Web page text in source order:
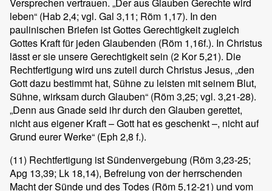
leben“ (Hab 2,4; vgl. Gal 3,11; Röm 1,17). In den
paulinischen Briefen ist Gottes Gerechtigkeit zugleich
Gottes Kraft für jeden Glaubenden (Röm 1,16f.). In Christus
lässt er sie unsere Gerechtigkeit sein (2 Kor 5,21). Die
Rechtfertigung wird uns zuteil durch Christus Jesus, „den
Gott dazu bestimmt hat, Sühne zu leisten mit seinem Blut,
Sühne, wirksam durch Glauben“ (Röm 3,25; vgl. 3,21-28).
„Denn aus Gnade seid ihr durch den Glauben gerettet,
nicht aus eigener Kraft – Gott hat es geschenkt –, nicht auf
Grund eurer Werke“ (Eph 2,8 f.).
(11) Rechtfertigung ist Sündenvergebung (Röm 3,23-25;
Apg 13,39; Lk 18,14), Befreiung von der herrschenden
Macht der Sünde und des Todes (Röm 5,12-21) und vom